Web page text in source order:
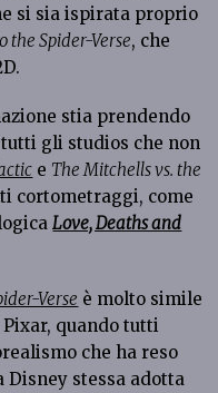
si sia ispirata proprio
the Spider-Verse, che
stia prendendo
gli studios che non
e The Mitchells vs. the
cortometraggi, come
Love, Deaths and
Verse è molto simile
quando tutti
che ha reso
Disney stessa adotta